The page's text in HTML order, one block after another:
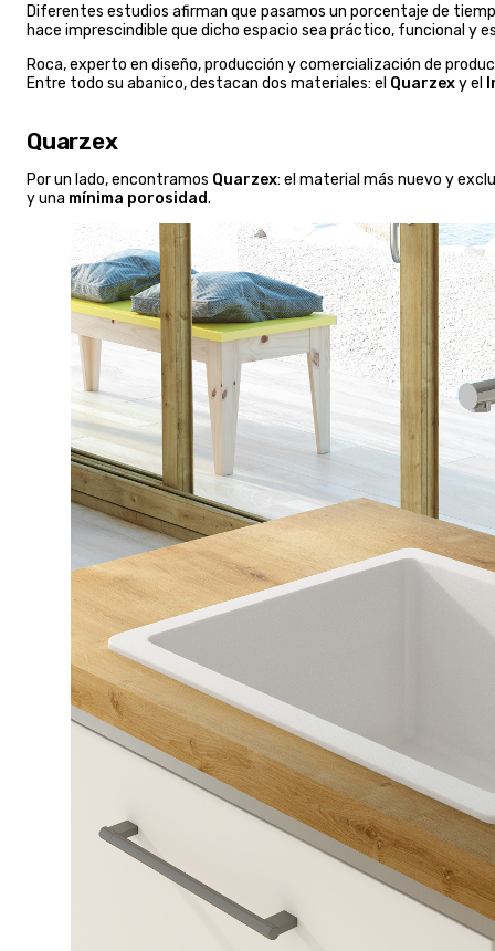
Diferentes estudios afirman que pasamos un porcentaje de
hace imprescindible que dicho espacio sea práctico, funcional y
Roca, experto en diseño, producción y comercialización de
Entre todo su abanico, destacan dos materiales: el Quarzexy el
Quarzex
Por un lado, encontramos Quarzex: el material más nuevo y
y una mínima porosidad.